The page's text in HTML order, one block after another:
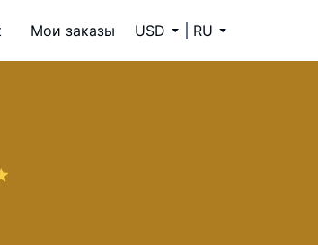
Мои заказы USD RU
в Отеле